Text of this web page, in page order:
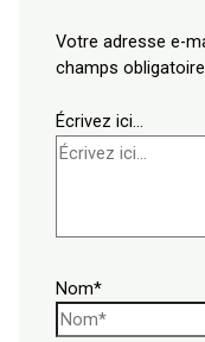
Votre adresse e-
champs
Écrivez ici…
Nom*